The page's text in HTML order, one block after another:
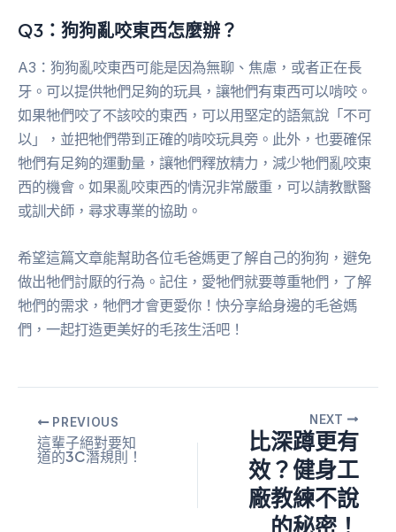
Q3：狗狗亂咬東西怎麼辦？
A3：狗狗亂咬東西可能是因為無聊、焦慮，或者正在長
牙。可以提供牠們足夠的玩具，讓牠們有東西可以啃咬。
如果牠們咬了不該咬的東西，可以用堅定的語氣說「不可
以」，並把牠們帶到正確的啃咬玩具旁。此外，也要確保
牠們有足夠的運動量，讓牠們釋放精力，減少牠們亂咬東
西的機會。如果亂咬東西的情況非常嚴重，可以請教獸醫
或訓犬師，尋求專業的協助。
希望這篇文章能幫助各位毛爸媽更了解自己的狗狗，避免
做出牠們討厭的行為。記住，愛牠們就要尊重牠們，了解
牠們的需求，牠們才會更愛你！快分享給身邊的毛爸媽
們，一起打造更美好的毛孩生活吧！
PREVIOUS
這輩子絕對要知
道的3C潛規則！
NEXT
比深蹲更有
效？健身工
廠教練不說
的秘密！